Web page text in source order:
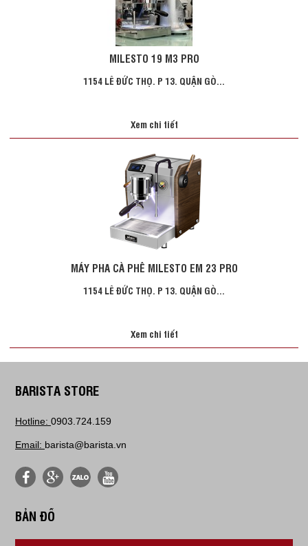
MILESTO 19 M3 PRO
1154 LÊ ĐỨC THỌ. P 13. QUẬN GÒ...
Xem chi tiết
MÁY PHA CÀ PHÊ MILESTO EM 23 PRO
1154 LÊ ĐỨC THỌ. P 13. QUẬN GÒ...
Xem chi tiết
BARISTA STORE
Hotline: 0903.724.159
Email: barista@barista.vn
BẢN ĐỒ